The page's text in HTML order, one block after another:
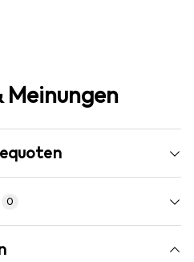
Meinungen
0